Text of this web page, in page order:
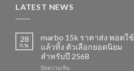
LATEST NEWS
28
ก.พ.
marbo 15k ราคาส่ง พอตใช้
แล้วทิ้ง ตัวเลือกยอดนิยม
สำหรับปี 2568
ปิดความเห็น